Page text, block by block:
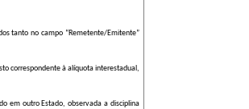
tanto no campo “Remetente/Emitente”
correspondente à alíquota interestadual,
em outro Estado, observada a disciplina